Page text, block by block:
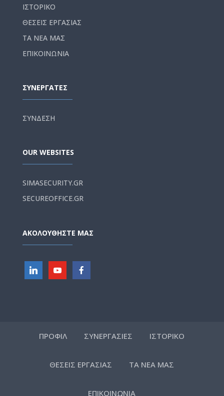
ΙΣΤΟΡΙΚΟ
ΘΕΣΕΙΣ ΕΡΓΑΣΙΑΣ
ΤΑ ΝΕΑ ΜΑΣ
ΕΠΙΚΟΙΝΩΝΙΑ
ΣΥΝΕΡΓΑΤΕΣ
ΣΥΝΔΕΣΗ
OUR WEBSITES
SIMASECURITY.GR
SECUREOFFICE.GR
ΑΚΟΛΟΥΘΗΣΤΕ ΜΑΣ
ΠΡΟΦΙΛ ΣΥΝΕΡΓΑΣΙΕΣ ΙΣΤΟΡΙΚΟ
ΘΕΣΕΙΣ ΕΡΓΑΣΙΑΣ ΤΑ ΝΕΑ ΜΑΣ
ΕΠΙΚΟΙΝΩΝΙΑ